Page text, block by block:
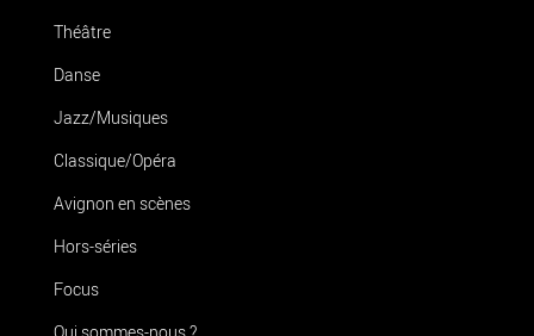
Théâtre
Danse
Jazz/Musiques
Classique/Opéra
Avignon en scènes
Hors-séries
Focus